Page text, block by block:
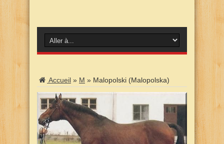
Accueil » M » Malopolski (Malopolska)